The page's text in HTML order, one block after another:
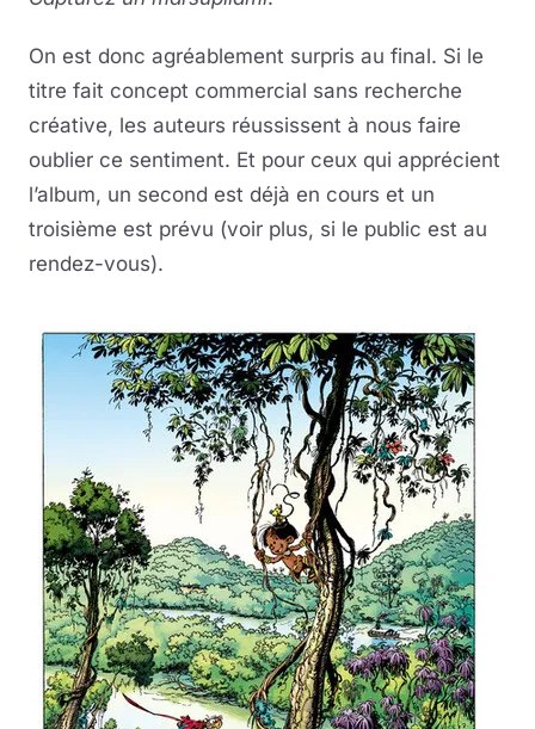
On est donc agréablement surpris au final. Si le
titre fait concept commercial sans recherche
créative, les auteurs réussissent à nous faire
oublier ce sentiment. Et pour ceux qui apprécient
l’album, un second est déjà en cours et un
troisième est prévu (voir plus, si le public est au
rendez-vous).